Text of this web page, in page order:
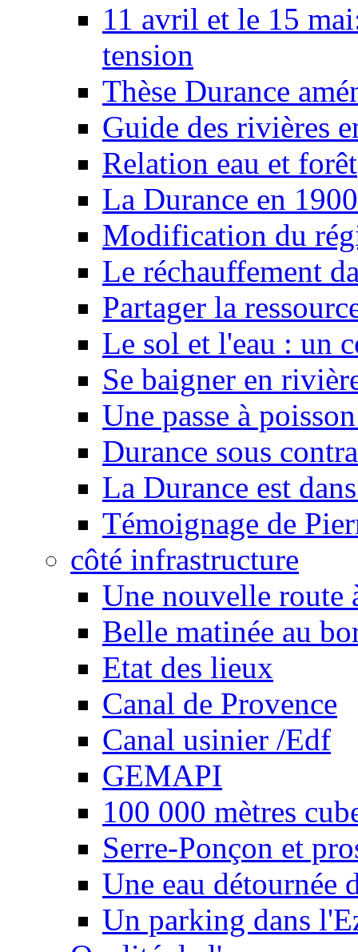
11 avril et le 15
tension
Thèse Durance
Guide des rivières
Relation eau et forêt
La Durance en 1900
Modification du
Le réchauffement
Partager la
Le sol et l'eau : un
Se baigner en
Une passe à
Durance sous
La Durance est
Témoignage de
côté infrastructure
Une nouvelle route
Belle matinée au
Etat des lieux
Canal de Provence
Canal usinier /Edf
GEMAPI
100 000 mètres
Serre-Ponçon et
Une eau détournée
Un parking dans